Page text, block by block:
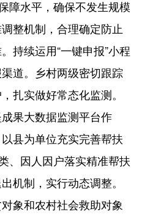
障水平，确保不发生规模
整机制，合理确定防止
持续运用“一键申报”小程
道。乡村两级密切跟踪
扎实做好常态化监测。
果大数据监测平台作
县为单位充实完善帮扶
、因人因户落实精准帮扶
机制，实行动态调整。
象和农村社会救助对象